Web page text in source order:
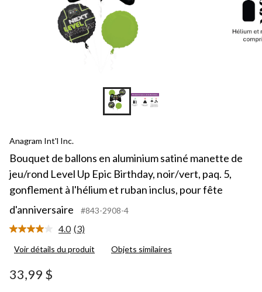
Anagram Int'l Inc.
Bouquet de ballons en aluminium satiné manette de
jeu/rond Level Up Epic Birthday, noir/vert, paq. 5,
gonflement à l'hélium et ruban inclus, pour fête
d'anniversaire
#843-2908-4
4.0 Lire
3
(3)
Voir détails du produit Objets similaires
33,99 $